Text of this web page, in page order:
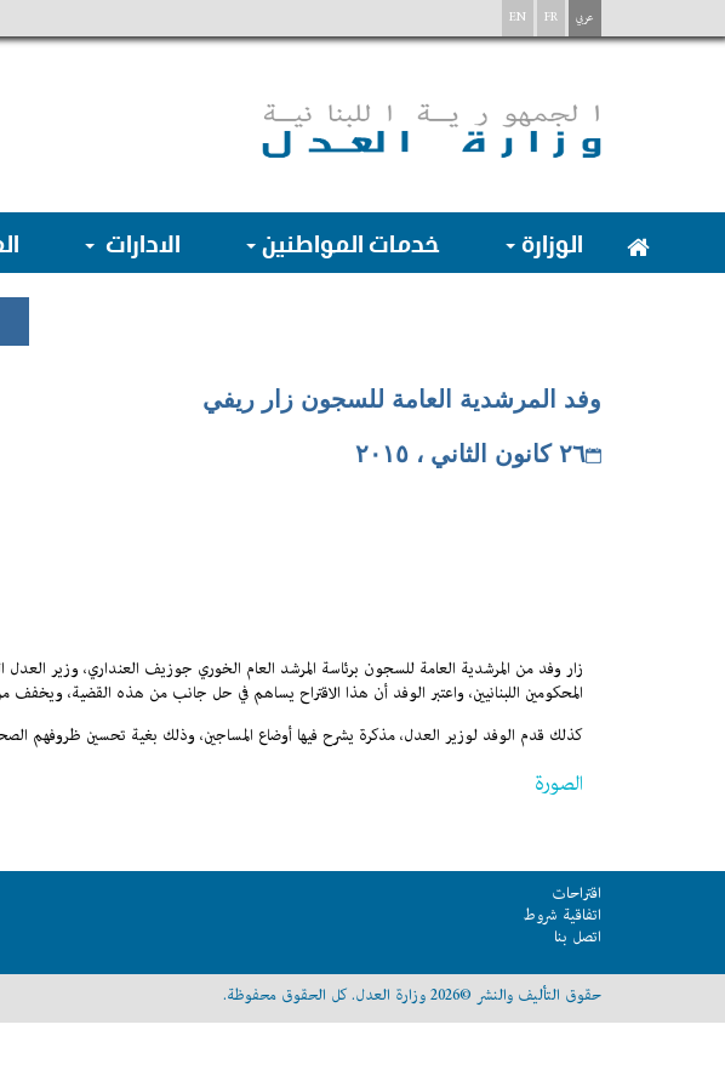
EN FR عربي
الوزارة خدمات المواطنين الادارات
وفد المرشدية العامة للسجون زار ريفي
٢٦ كانون الثاني ، ٢٠١٥
زار وفد من المرشدية العامة للسجون برئاسة المرشد العام الخوري جوزيف العنداري، وزير
المحكومين اللبنانيين، واعتبر الوفد أن هذا الاقتراح يساهم في حل جانب من هذه القضية،
كذلك قدم الوفد لوزير العدل، مذكرة يشرح فيها أوضاع المساجين، وذلك بغية تحسين ظروفهم
الصورة
اقتراحات
اتفاقية شروط
اتصل بنا
حقوق التأليف والنشر ©2026 وزارة العدل. كل الحقوق محفوظة.